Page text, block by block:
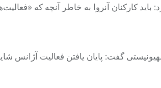
کارکنان آنروا به خاطر آنچه که
گفت: پایان یافتن فعالیت آژانس